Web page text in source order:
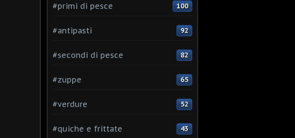
#primi di pesce 100
#antipasti 92
#secondi di pesce 82
#zuppe 65
#verdure 52
#quiche e frittate 43